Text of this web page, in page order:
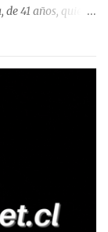
41 años, quien
horas en el
medio de la
empujado al